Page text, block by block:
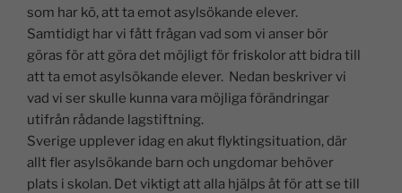
som har kö, att ta emot asylsökande elever.
Samtidigt har vi fått frågan vad som vi anser bör
göras för att göra det möjligt för friskolor att bidra till
att ta emot asylsökande elever. Nedan beskriver vi
vad vi ser skulle kunna vara möjliga förändringar
utifrån rådande lagstiftning.
Sverige upplever idag en akut flyktingsituation, där
allt fler asylsökande barn och ungdomar behöver
plats i skolan. Det viktigt att alla hjälps åt för att se till